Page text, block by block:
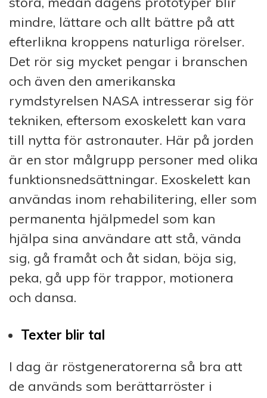
mindre, lättare och allt bättre på att
efterlikna kroppens naturliga rörelser.
Det rör sig mycket pengar i branschen
och även den amerikanska
rymdstyrelsen NASA intresserar sig för
tekniken, eftersom exoskelett kan vara
till nytta för astronauter. Här på jorden
är en stor målgrupp personer med olika
funktionsnedsättningar. Exoskelett kan
användas inom rehabilitering, eller som
permanenta hjälpmedel som kan
hjälpa sina användare att stå, vända
sig, gå framåt och åt sidan, böja sig,
peka, gå upp för trappor, motionera
och dansa.
Texter blir tal
I dag är röstgeneratorerna så bra att
de används som berättarröster i